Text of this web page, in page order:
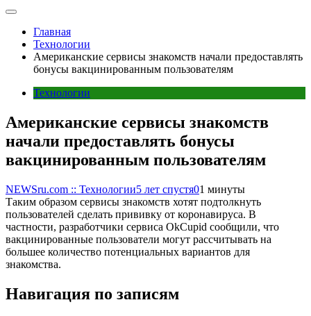
Главная
Технологии
Американские сервисы знакомств начали предоставлять
бонусы вакцинированным пользователям
Технологии
Американские сервисы знакомств
начали предоставлять бонусы
вакцинированным пользователям
NEWSru.com :: Технологии5 лет спустя01 минуты
Таким образом сервисы знакомств хотят подтолкнуть
пользователей сделать прививку от коронавируса. В
частности, разработчики сервиса OkCupid сообщили, что
вакцинированные пользователи могут рассчитывать на
большее количество потенциальных вариантов для
знакомства.
Навигация по записям